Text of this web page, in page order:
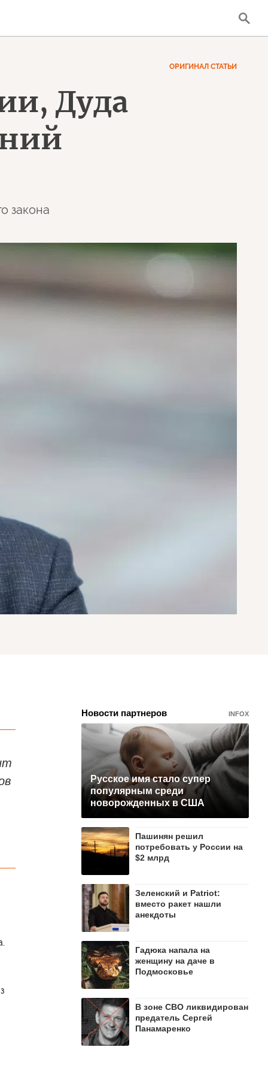
ОРИГИНАЛ СТАТЬИ
Дуда
закона
Новости партнеров INFOX
Русское имя стало супер
популярным среди
новорожденных в США
Пашинян рeшил
потребовать у России на
$2 млрд
Зеленский и Patriot:
вместо ракет нашли
анекдоты
Гадюка напала на
женщину на даче в
Подмосковье
В зоне СВО ликвидирован
предатель Сергей
Панамаренко